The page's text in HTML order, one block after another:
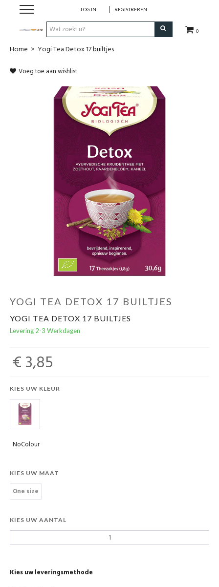
0
LOG IN REGISTREREN
Hulp bij
Thee & Kruiden
Huis & Gezelligheid
Evenementen
Home > Yogi Tea Detox 17 builtjes
Voeg toe aan wishlist
YOGI TEA DETOX 17 BUILTJES
YOGI TEA DETOX 17 BUILTJES
Levering 2-3 Werkdagen
€ 3,85
KIES UW KLEUR
NoColour
KIES UW MAAT
One size
KIES UW AANTAL
Kies uw leveringsmethode